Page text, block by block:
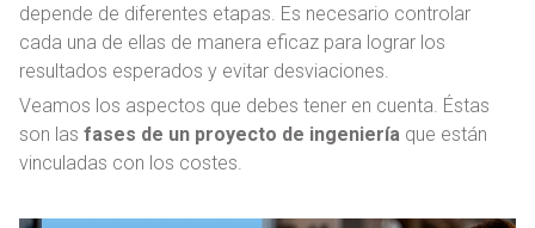
depende de diferentes etapas. Es necesario controlar
cada una de ellas de manera eficaz para lograr los
resultados esperados y evitar desviaciones.
Veamos los aspectos que debes tener en cuenta. Éstas
son las fases de un proyecto de ingeniería que están
vinculadas con los costes.